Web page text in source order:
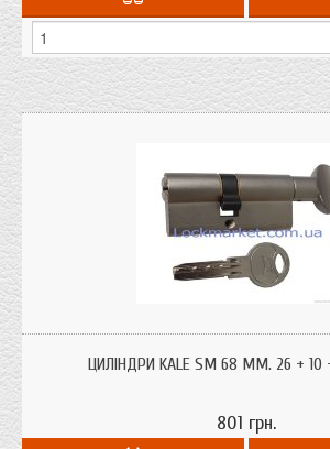
однорядний пін) корпус циліндра з латуні. Турецький
лідерів продажів замків і фурнітури в Україні.
ЦИЛІНДРИ KALE SM 68 ММ. 26 + 10
801 грн.